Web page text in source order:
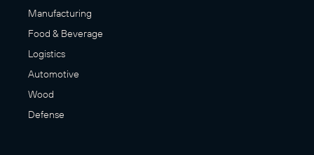
Manufacturing
Food & Beverage
Logistics
Automotive
Wood
Defense